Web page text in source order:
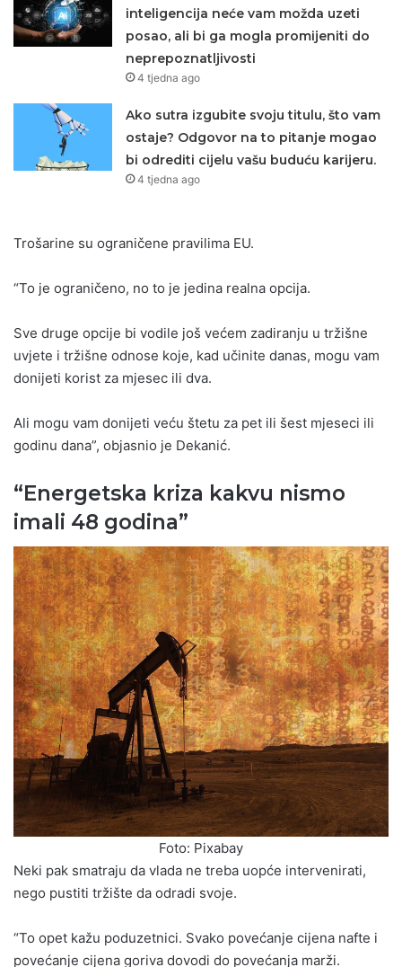
inteligencija neće vam možda uzeti
posao, ali bi ga mogla promijeniti do
neprepoznatljivosti
4 tjedna ago
Ako sutra izgubite svoju titulu, što vam
ostaje? Odgovor na to pitanje mogao
bi odrediti cijelu vašu buduću karijeru.
4 tjedna ago
Trošarine su ograničene pravilima EU.
“To je ograničeno, no to je jedina realna opcija.
Sve druge opcije bi vodile još većem zadiranju u tržišne
uvjete i tržišne odnose koje, kad učinite danas, mogu vam
donijeti korist za mjesec ili dva.
Ali mogu vam donijeti veću štetu za pet ili šest mjeseci ili
godinu dana”, objasnio je Dekanić.
“Energetska kriza kakvu nismo
imali 48 godina”
Foto: Pixabay
Neki pak smatraju da vlada ne treba uopće intervenirati,
nego pustiti tržište da odradi svoje.
“To opet kažu poduzetnici. Svako povećanje cijena nafte i
povećanje cijena goriva dovodi do povećanja marži.